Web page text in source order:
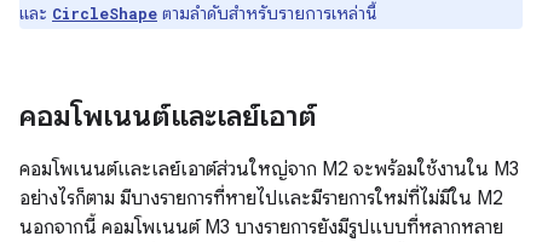
และ CircleShape ตามลำดับสำหรับรายการเหล่านี้
คอมโพเนนต์และเลย์เอาต์
คอมโพเนนต์และเลย์เอาต์ส่วนใหญ่จาก M2 จะพร้อมใช้งานใน M3
อย่างไรก็ตาม มีบางรายการที่หายไปและมีรายการใหม่ที่ไม่มีใน M2
นอกจากนี้ คอมโพเนนต์ M3 บางรายการยังมีรูปแบบที่หลากหลาย